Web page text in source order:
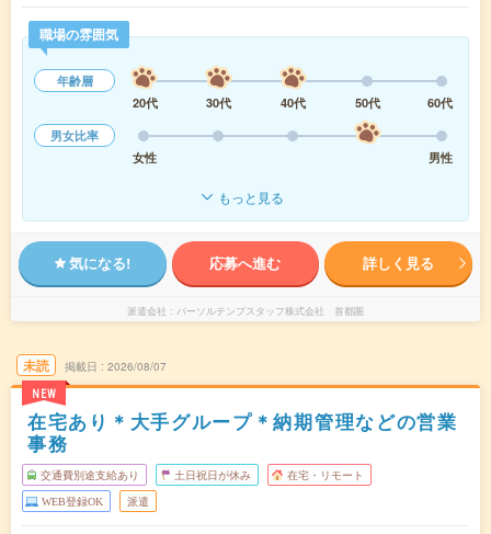
職場の雰囲気
年齢層
20代
30代 40代 50代
60代
男女比率
女性
男性
もっと見る
気になる! 応募へ進む 詳しく見る
派遣会社 パーソルテンプスタッフ株式会社 首都圏
未読
NEW
掲載日 2026/08/07
在宅あり＊大手グループ＊納期管理などの営業
事務
交通費別途支給あり 土日祝日が休み 在宅・リモート
WEB登録OK 派遣